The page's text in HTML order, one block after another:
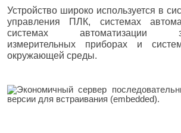
Устройство широко используется в
управления ПЛК, системах
системах автоматизации
измерительных приборах и
окружающей среды.